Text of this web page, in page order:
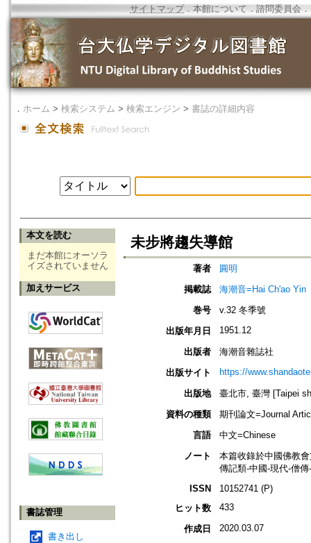
サイトマップ．本館について ． 諮問委員会 ．
． ホーム > 検索システム > 検索エンジン > 書誌の詳細内容
本文を読む
まだ本館にオーソラ
イズされていません
加えサービス
書誌管理
書き出し
未步將趨失導館
著者
圓明
掲載誌
海潮音=Hai Ch'ao Yin
巻号
v.32 冬季號
出版年月日
1951.12
出版者
海潮音雜誌社
出版サイト
https://
出版地
臺北市, 臺灣 [Taipei
資料の種類
期刊論文=Journal
言語
中文=Chinese
ノート
本篇收錄於中國佛教
傳記類-中國-現代-僧
ISSN
10152741 (P)
ヒット数
433
作成日 2020.03.07